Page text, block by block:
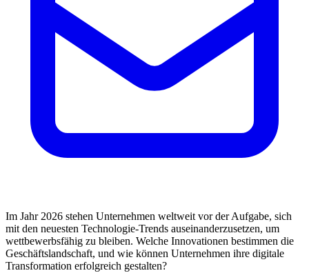
Im Jahr 2026 stehen Unternehmen weltweit vor der Aufgabe, sich
mit den neuesten Technologie-Trends auseinanderzusetzen, um
wettbewerbsfähig zu bleiben. Welche Innovationen bestimmen die
Geschäftslandschaft, und wie können Unternehmen ihre digitale
Transformation erfolgreich gestalten?